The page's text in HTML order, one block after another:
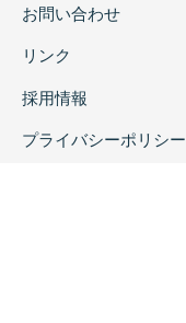
お問い合わせ
リンク
採用情報
プライバシーポリシー